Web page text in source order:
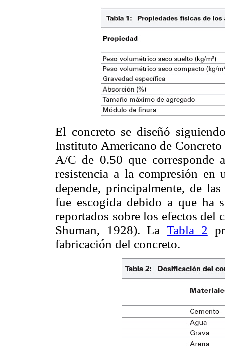
El concreto se diseñó
Instituto Americano de
A/C de 0.50 que corresponde
resistencia a la compresión
depende, principalmente, de
fue escogida debido a que ha
reportados sobre los efectos del
Shuman, 1928). LaTabla 2
fabricación del concreto.